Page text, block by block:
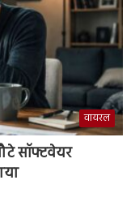
वायरल
सॉफ्टवेयर